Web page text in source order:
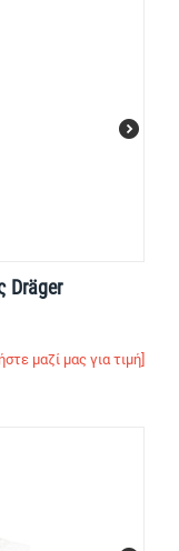
Dräger
μαζί μας για τιμή]